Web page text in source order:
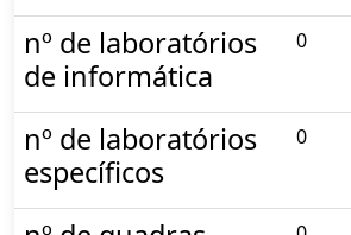
nº de laboratórios
de informática
0
nº de laboratórios
específicos
0